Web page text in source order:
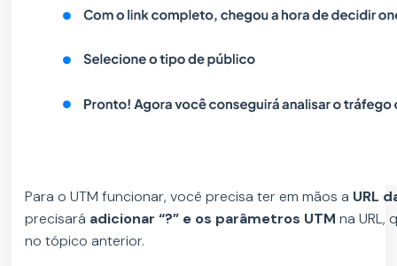
Para o UTM funcionar, você precisa ter em mãos a URL
precisará adicionar “?” e os parâmetros UTM na URL,
no tópico anterior.